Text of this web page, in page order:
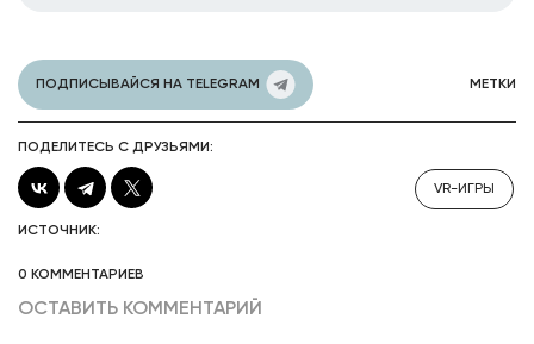
ПОДПИСЫВАЙСЯ НА TELEGRAM МЕТКИ
ПОДЕЛИТЕСЬ С ДРУЗЬЯМИ:
VR-ИГРЫ
ИСТОЧНИК:
0 КОММЕНТАРИЕВ
ОСТАВИТЬ КОММЕНТАРИЙ